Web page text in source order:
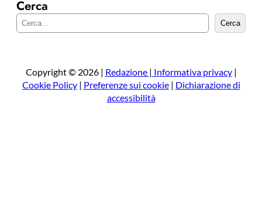
Cerca
e
a
Cerca
Copyright © 2026 | Redazione | Informativa privacy|
Cookie Policy| Preferenze sui cookie| Dichiarazione di
accessibilità